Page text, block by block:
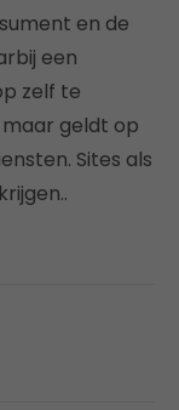
en de
een
zelf te
geldt op
Sites als